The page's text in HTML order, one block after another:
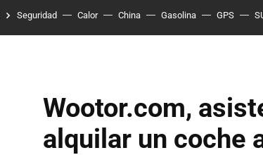
Seguridad Calor China Gasolina GPS
Wootor.com,
alquilar un coche